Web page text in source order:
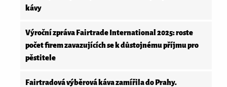
kávy
Výroční zpráva Fairtrade International 2025: roste
počet firem zavazujících se k důstojnému příjmu pro
pěstitele
Fairtradová výběrová káva zamířila do Prahy.